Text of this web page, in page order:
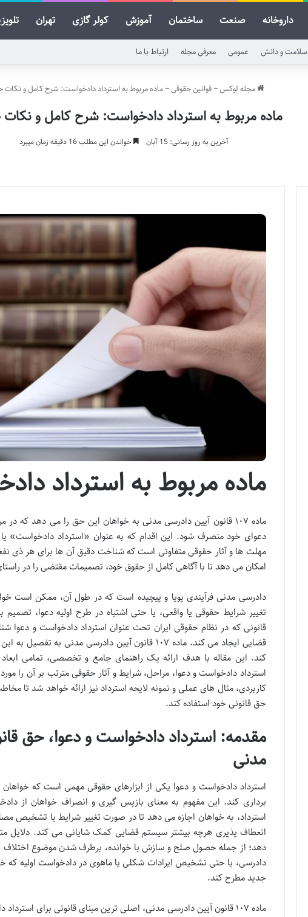
داروخانه صنعت ساختمان آموزش کولر گازی تهران
سلامت و دانش عمومی معرفی مجله ارتباط با ما
مجله لوکس~قوانین حقوقی~ماده مربوط به استرداد دادخواست: شرح کامل و نکات
ماده مربوط به استرداد دادخواست: شرح کامل و
آخرین به روز رسانی: 15 آبان خواندن این مطلب 16 دقیقه زمان میبرد
ماده مربوط به استرداد
ماده ۱۰۷ قانون آیین دادرسی مدنی به خواهان این حق را می دهد که
دعوای خود منصرف شود. این اقدام که به عنوان «استرداد دادخواست»
مهلت ها و آثار حقوقی متفاوتی است که شناخت دقیق آن ها برای هر
امکان می دهد تا با آگاهی کامل از حقوق خود، تصمیمات مقتضی را در
دادرسی مدنی فرآیندی پویا و پیچیده است که در طول آن، ممکن است
تغییر شرایط حقوقی یا واقعی، یا حتی اشتباه در طرح اولیه دعوا،
قانونی که در نظام حقوقی ایران تحت عنوان استرداد دادخواست و دعوا
قضایی ایجاد می کند. ماده ۱۰۷ قانون آیین دادرسی
استرداد دادخواست و دعوا، مراحل، شرایط و آثار حقوقی مترتب بر آن را
کاربردی، مثال های عملی و نمونه لایحه استرداد نیز ارائه خواهد شد تا
حق قانونی خود استفاده کند.
مقدمه: استرداد دادخواست و دعوا، حق
مدنی
استرداد دادخواست و دعوا یکی از ابزارهای حقوقی مهمی است که خواهان
برداری کند. این مفهوم به معنای بازپس گیری و انصراف خواهان از
استرداد، به خواهان اجازه می دهد تا در صورت تغییر شرایط یا تشخیص
انعطاف پذیری هرچه بیشتر سیستم قضایی کمک شایانی می کند. دلایل
دهد؛ از جمله حصول صلح و سازش با خوانده، برطرف شدن موضوع اختلاف به
دادرسی، یا حتی تشخیص ایرادات شکلی یا ماهوی در دادخواست اولیه که
جدید مطرح کند.
ماده ۱۰۷ قانون آیین دادرسی مدنی، اصلی ترین مبنای قانونی برای